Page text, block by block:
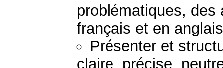
problématiques,
français et en
Présenter et
claire, précise,